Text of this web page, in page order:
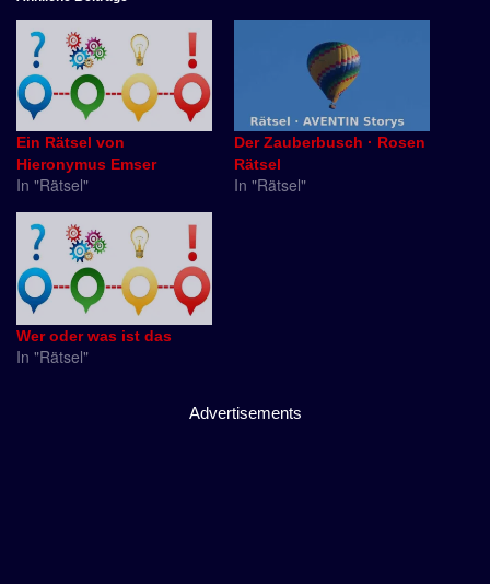
Ein Rätsel von
Hieronymus Emser
In "Rätsel"
Der Zauberbusch · Rosen
Rätsel
In "Rätsel"
Wer oder was ist das
In "Rätsel"
Advertisements